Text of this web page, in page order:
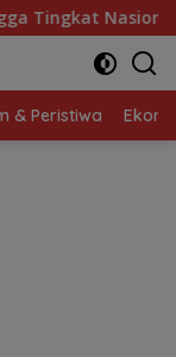
Masak Serba Ikan
& Peristiwa